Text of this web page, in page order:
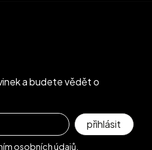
a budete vědět o
přihlásit
osobních údajů.